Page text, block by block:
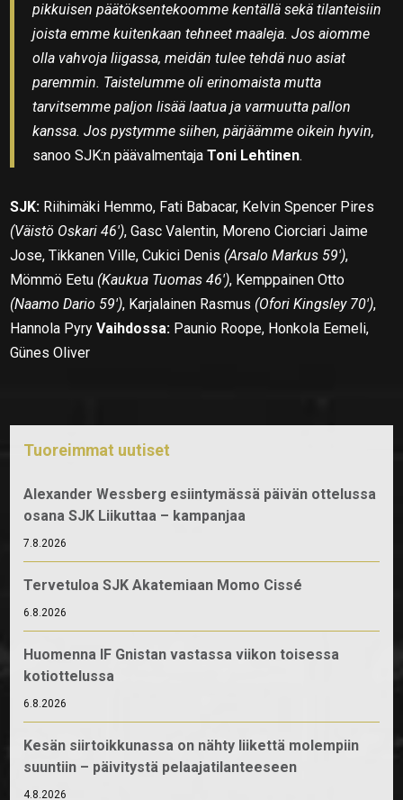
pikkuisen päätöksentekoomme kentällä sekä tilanteisiin
joista emme kuitenkaan tehneet maaleja. Jos aiomme
olla vahvoja liigassa, meidän tulee tehdä nuo asiat
paremmin. Taistelumme oli erinomaista mutta
tarvitsemme paljon lisää laatua ja varmuutta pallon
kanssa. Jos pystymme siihen, pärjäämme oikein hyvin,
sanoo SJK:n päävalmentajaToni Lehtinen.
SJK: Riihimäki Hemmo, Fati Babacar, Kelvin Spencer Pires
(Väistö Oskari 46′), Gasc Valentin, Moreno Ciorciari Jaime
Jose, Tikkanen Ville, Cukici Denis (Arsalo Markus 59′),
Mömmö Eetu (Kaukua Tuomas 46′), Kemppainen Otto
(Naamo Dario 59′), Karjalainen Rasmus (Ofori Kingsley 70′),
Hannola PyryVaihdossa: Paunio Roope, Honkola Eemeli,
Günes Oliver
Tuoreimmat uutiset
Alexander Wessberg esiintymässä päivän ottelussa
osana SJK Liikuttaa – kampanjaa
7.8.2026
Tervetuloa SJK Akatemiaan Momo Cissé
6.8.2026
Huomenna IF Gnistan vastassa viikon toisessa
kotiottelussa
6.8.2026
Kesän siirtoikkunassa on nähty liikettä molempiin
suuntiin – päivitystä pelaajatilanteeseen
4.8.2026